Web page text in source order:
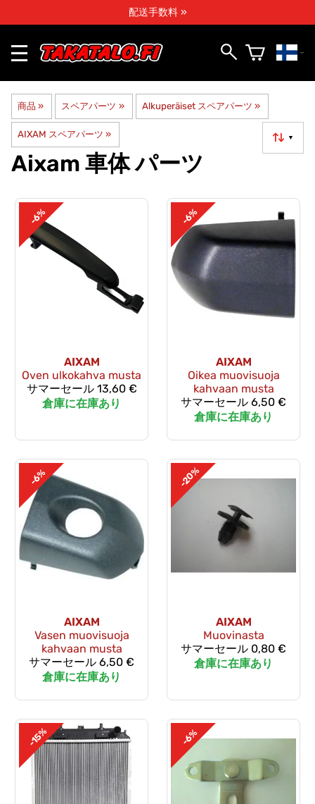
配送手数料 »
商品 ‪» スペアパーツ ‪» Alkuperäiset スペアパーツ ‪»
AIXAM スペアパーツ ‪» ▼
Aixam 車体 パーツ
-6%
AIXAM
Oven ulkokahva musta
サマーセール13,60 €
倉庫に在庫あり
-6%
AIXAM
Oikea muovisuoja
kahvaan musta
サマーセール 6,50 €
倉庫に在庫あり
-6%
AIXAM
Vasen muovisuoja
kahvaan musta
サマーセール 6,50 €
倉庫に在庫あり
-20%
AIXAM
Muovinasta
サマーセール 0,80 €
倉庫に在庫あり
-15% -6%